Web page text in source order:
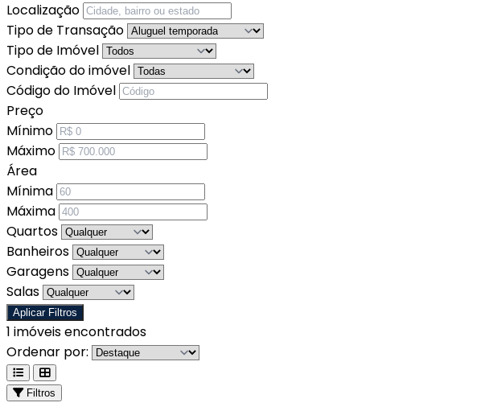
Localização
Tipo de Transação
Tipo de Imóvel
Condição do imóvel
Código do Imóvel
Preço
Mínimo
Máximo
Área
Mínima
Máxima
Quartos
Banheiros
Garagens
Salas
Aplicar Filtros
1 imóveis encontrados
Ordenar por:
Filtros